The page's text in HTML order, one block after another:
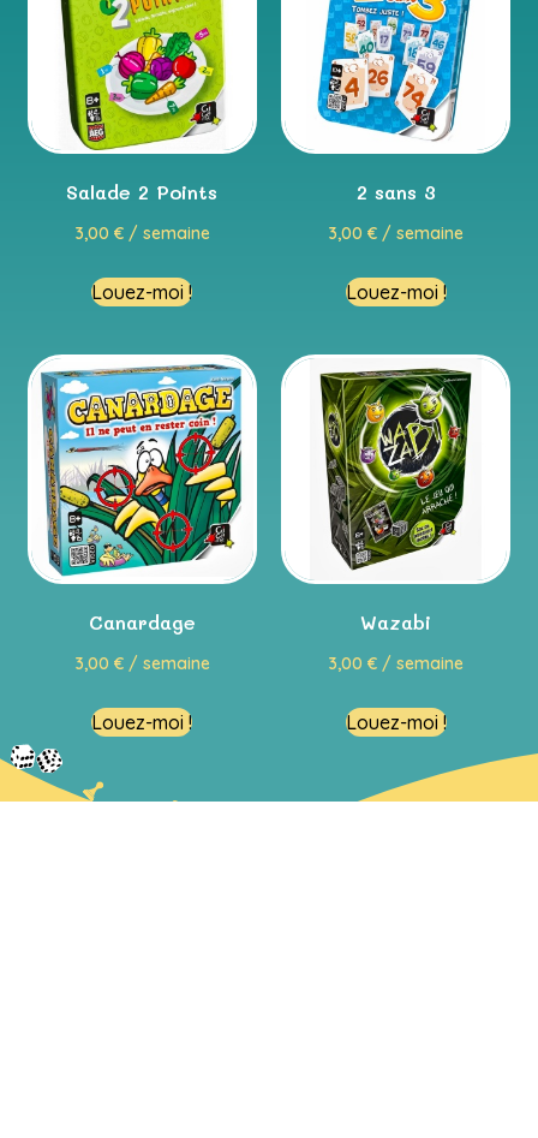
Salade 2 Points
3,00 €/ semaine
Louez-moi !
2 sans 3
3,00€ / semaine
Louez-moi !
Canardage
3,00 €/ semaine
Louez-moi !
Wazabi
3,00€ / semaine
Louez-moi !